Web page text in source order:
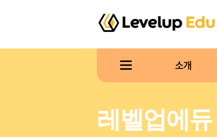
레벨업에듀
소개